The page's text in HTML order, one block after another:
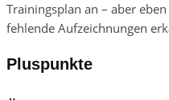
Trainingsplan an – aber
fehlende Aufzeichnungen
Pluspunkte